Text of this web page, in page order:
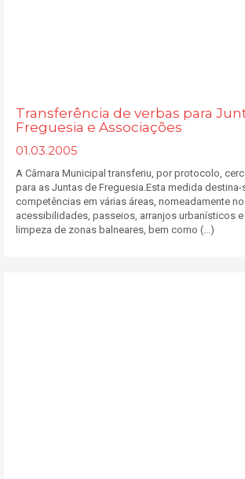
Transferência de verbas para
Freguesia e Associações
01.03.2005
A Câmara Municipal transferiu, por protocolo,
para as Juntas de Freguesia.Esta medida destina-
competências em várias áreas, nomeadamente
acessibilidades, passeios, arranjos urbanísticos
limpeza de zonas balneares, bem como (...)